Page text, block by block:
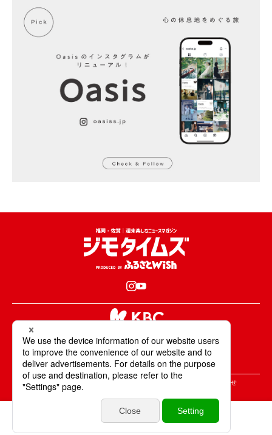
KBCが取材・撮影した情報・映像は国内外の
テレビ・ラジオ・インターネットなどで放送・配信します。
All Rights Reserved. Copyright © KBC Co.,Ltd.
＞お問合せ
＞個人情報の取り扱いについて